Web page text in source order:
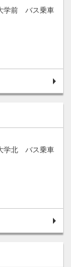
学前 バス乗車
学北 バス乗車